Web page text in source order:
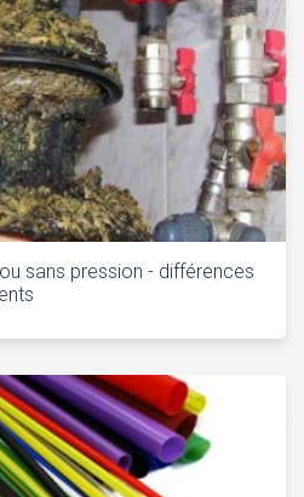
sans pression - différences